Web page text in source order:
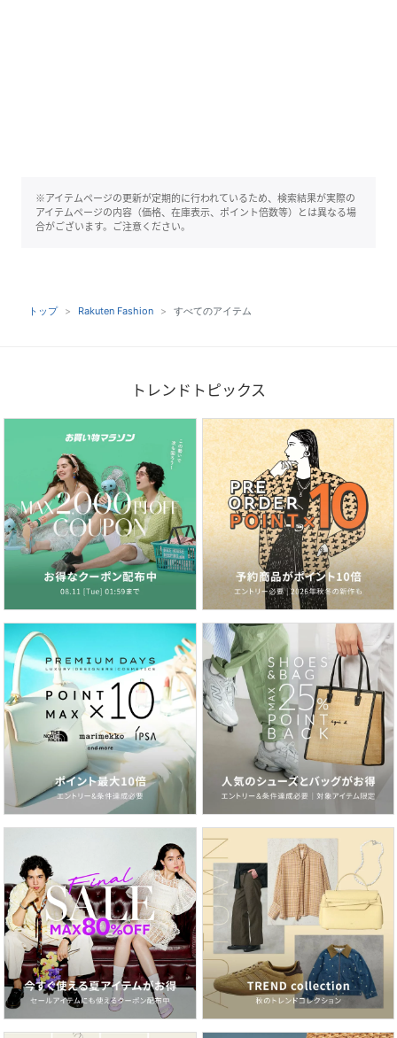
※アイテムページの更新が定期的に行われているため、検索結果が実際の
アイテムページの内容（価格、在庫表示、ポイント倍数等）とは異なる場
合がございます。ご注意ください。
トップ Rakuten Fashion すべてのアイテム
トレンドトピックス